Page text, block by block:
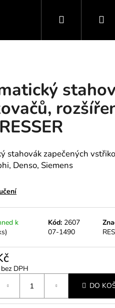
kapalin Servis motoru /
Hledat
stahovák zapečených
Denso, Siemens
k
Kód: 2607
07-1490
DPH
DO
ZADNÍHO
HŘÍDELE S
VAG